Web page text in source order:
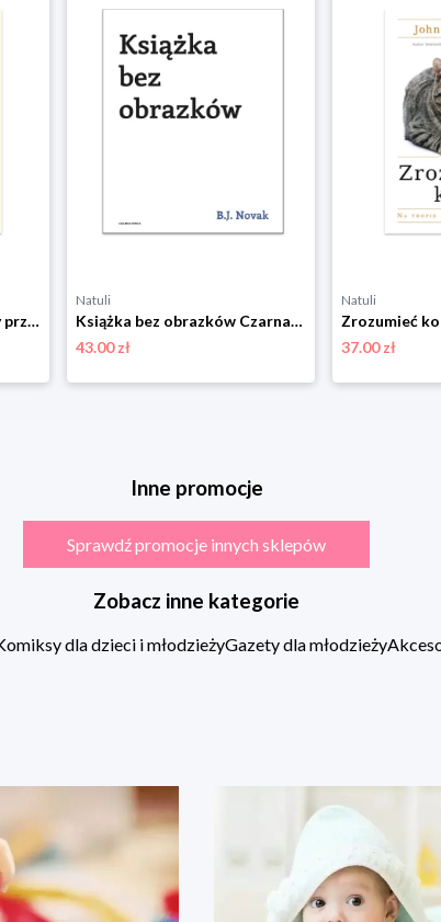
Lęk. Co warto wiedzieć, by przetrwać burzę Czarna owca
Natuli
Książka bez obrazków Czarna owca
43.00 zł
Natuli
37.00 zł
Inne promocje
Sprawdź promocje innych sklepów
Zobacz inne kategorie
dla dzieci i młodzieżyGazety dla młodzieży